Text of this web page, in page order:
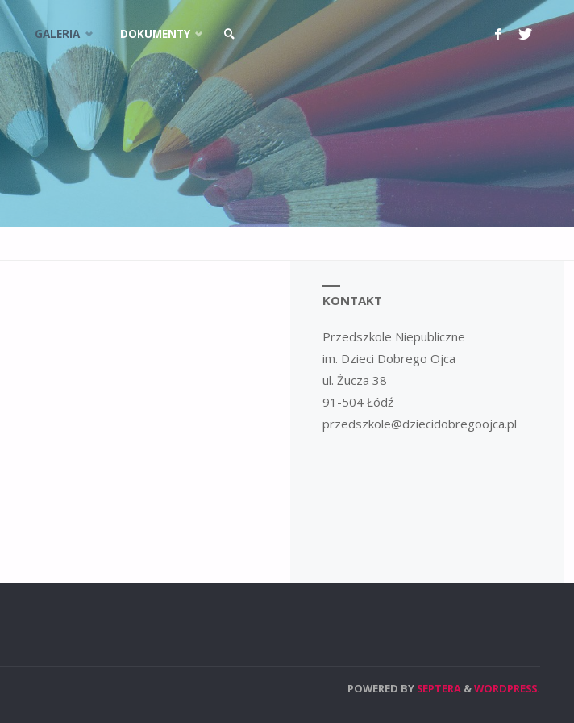
GALERIA DOKUMENTY
KONTAKT
Przedszkole Niepubliczne
im. Dzieci Dobrego Ojca
ul. Żucza 38
91-504 Łódź
przedszkole@dziecidobregoojca.pl
POWERED BY SEPTERA &WORDPRESS.